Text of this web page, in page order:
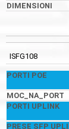
ISFG108